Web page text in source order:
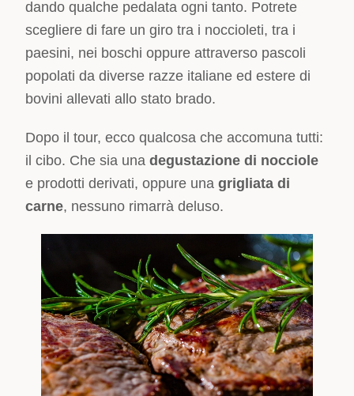
dando qualche pedalata ogni tanto. Potrete
scegliere di fare un giro tra i noccioleti, tra i
paesini, nei boschi oppure attraverso pascoli
popolati da diverse razze italiane ed estere di
bovini allevati allo stato brado.
Dopo il tour, ecco qualcosa che accomuna tutti:
il cibo. Che sia unadegustazione di nocciole
e prodotti derivati, oppure unagrigliata di
carne, nessuno rimarrà deluso.